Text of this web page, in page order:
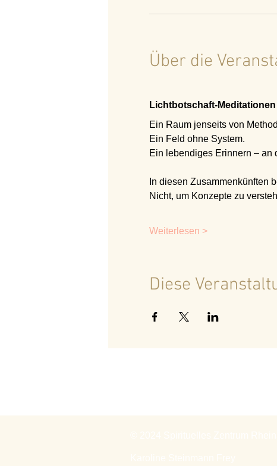
Über die
Lichtbotschaft-Meditationen
Ein Raum jenseits von
Ein Feld ohne System.
Ein lebendiges Erinnern – an
In diesen Zusammenkünften
Nicht, um Konzepte zu
Weiterlesen >
Diese